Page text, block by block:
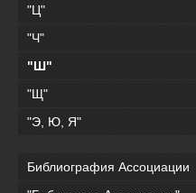
"Ц"
"Ч"
"Ш"
"Щ"
"Э, Ю, Я"
Библиография Ассоциации